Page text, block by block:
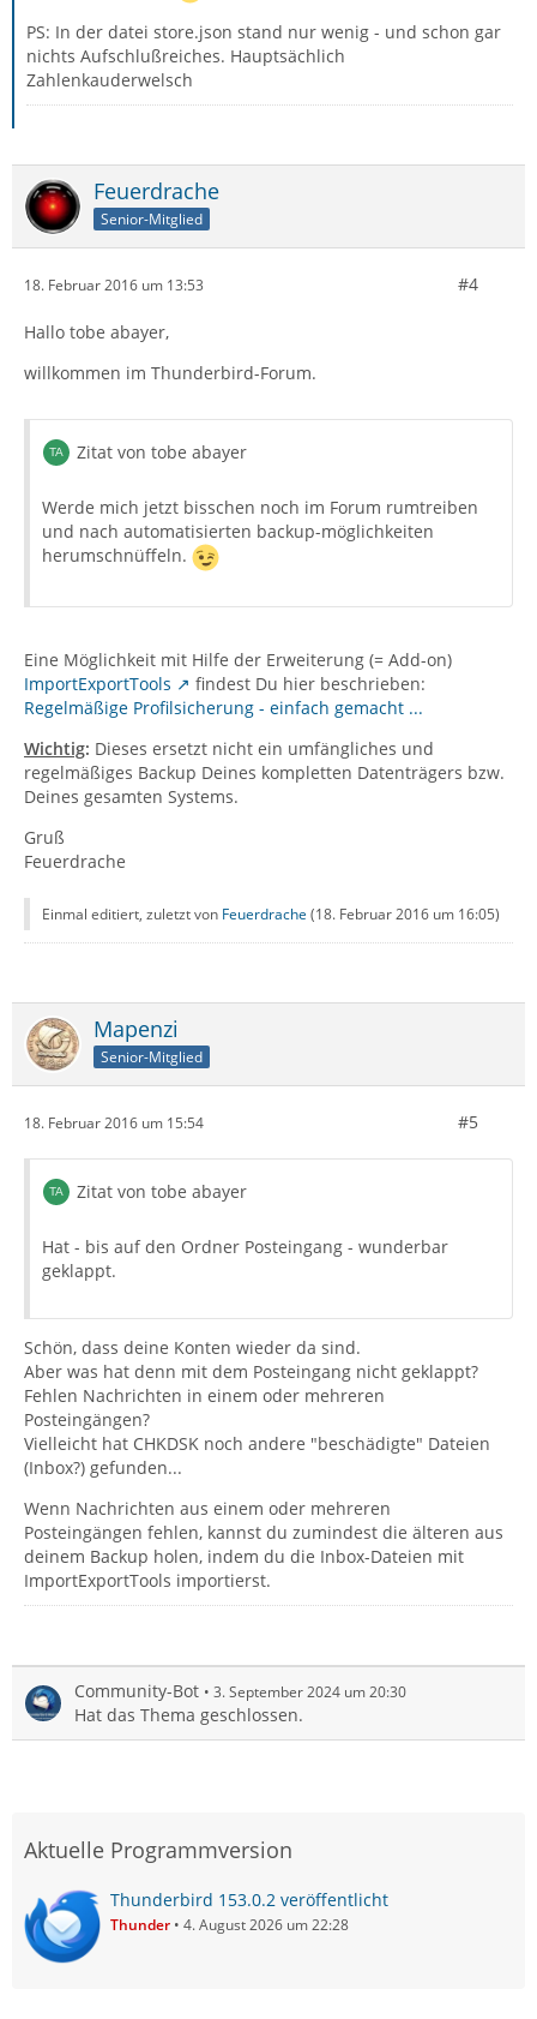
PS: In der datei store.json stand nur wenig - und schon gar
nichts Aufschlußreiches. Hauptsächlich
Zahlenkauderwelsch
Feuerdrache
Senior-Mitglied
18. Februar 2016 um 13:53 #4
Hallo tobe abayer,
willkommen im Thunderbird-Forum.
Zitat von tobe abayer
Werde mich jetzt bisschen noch im Forum rumtreiben
und nach automatisierten backup-möglichkeiten
herumschnüffeln.
Eine Möglichkeit mit Hilfe der Erweiterung (= Add-on)
ImportExportTools
findest Du hier beschrieben:
Regelmäßige Profilsicherung - einfach gemacht ...
Wichtig: Dieses ersetzt nicht ein umfängliches und
regelmäßiges Backup Deines kompletten Datenträgers bzw.
Deines gesamten Systems.
Gruß
Feuerdrache
Einmal editiert, zuletzt von Feuerdrache (18. Februar 2016 um 16:05)
Mapenzi
Senior-Mitglied
18. Februar 2016 um 15:54 #5
Zitat von tobe abayer
Hat - bis auf den Ordner Posteingang - wunderbar
geklappt.
Schön, dass deine Konten wieder da sind.
Aber was hat denn mit dem Posteingang nicht geklappt?
Fehlen Nachrichten in einem oder mehreren
Posteingängen?
Vielleicht hat CHKDSK noch andere "beschädigte" Dateien
(Inbox?) gefunden...
Wenn Nachrichten aus einem oder mehreren
Posteingängen fehlen, kannst du zumindest die älteren aus
deinem Backup holen, indem du die Inbox-Dateien mit
ImportExportTools importierst.
Community-Bot 3. September 2024 um 20:30
Hat das Thema geschlossen.
Aktuelle Programmversion
Thunderbird 153.0.2 veröffentlicht
Thunder 4. August 2026 um 22:28